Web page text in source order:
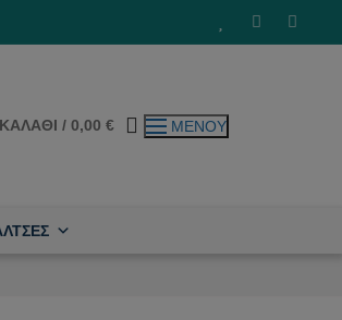
ΚΑΛΆΘΙ / 0,00€ ΜΕΝΟΎ